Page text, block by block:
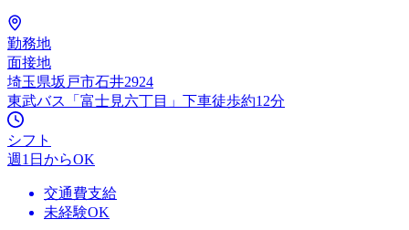
勤務地
面接地
埼玉県坂戸市石井2924
東武バス「富士見六丁目」下車徒歩約12分
シフト
週1日からOK
交通費支給
未経験OK